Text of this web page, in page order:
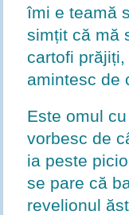
îmi e teamă
simțit că mă
cartofi
amintesc de
Este omul
vorbesc de
ia peste
se pare că
revelionul